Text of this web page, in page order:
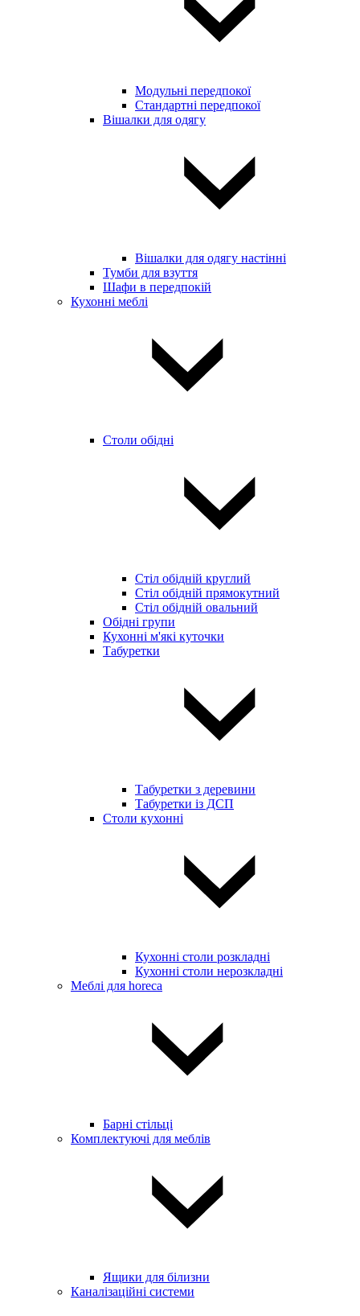
Модульні передпокої
Стандартні передпокої
Вішалки для одягу
Вішалки для одягу настінні
Тумби для взуття
Шафи в передпокій
Кухонні меблі
Столи обідні
Стіл обідній круглий
Стіл обідній прямокутний
Стіл обідній овальний
Обідні групи
Кухонні м'які куточки
Табуретки
Табуретки з деревини
Табуретки із ДСП
Столи кухонні
Кухонні столи розкладні
Кухонні столи нерозкладні
Меблі для horeca
Барні стільці
Комплектуючі для меблів
Ящики для білизни
Каналізаційні системи